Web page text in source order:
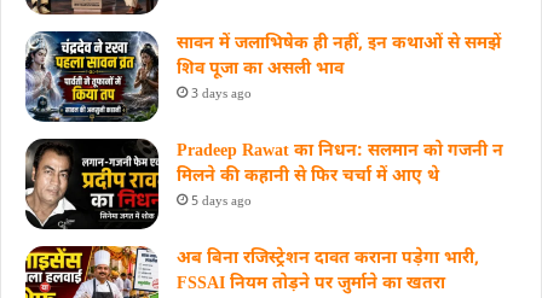
सावन में जलाभिषेक ही नहीं, इन कथाओं से समझें
शिव पूजा का असली भाव
3 days ago
Pradeep Rawat का निधन: सलमान को गजनी न
मिलने की कहानी से फिर चर्चा में आए थे
5 days ago
अब बिना रजिस्ट्रेशन दावत कराना पड़ेगा भारी,
FSSAI नियम तोड़ने पर जुर्माने का खतरा